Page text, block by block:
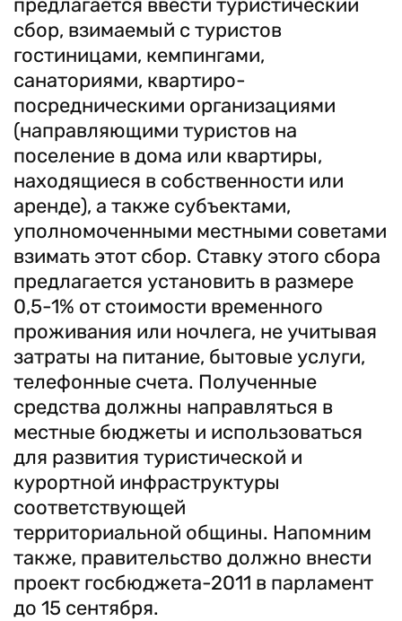
предлагается ввести туристический
сбор, взимаемый с туристов
гостиницами, кемпингами,
санаториями, квартиро-
посредническими организациями
(направляющими туристов на
поселение в дома или квартиры,
находящиеся в собственности или
аренде), а также субъектами,
уполномоченными местными советами
взимать этот сбор. Ставку этого сбора
предлагается установить в размере
0,5-1% от стоимости временного
проживания или ночлега, не учитывая
затраты на питание, бытовые услуги,
телефонные счета. Полученные
средства должны направляться в
местные бюджеты и использоваться
для развития туристической и
курортной инфраструктуры
соответствующей
территориальной общины. Напомним
также, правительство должно внести
проект госбюджета-2011 в парламент
до 15 сентября.